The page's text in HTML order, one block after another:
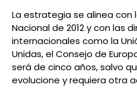
La estrategia se alinea con
Nacional de 2012 y con las
internacionales como la
Unidas, el Consejo de
será de cinco años, salvo
evolucione y requiera otra